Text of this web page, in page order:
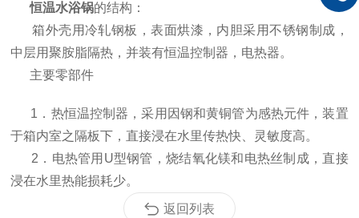
恒温水浴锅的结构：
箱外壳用冷轧钢板，表面烘漆，内胆采用不锈钢制成，
中层用聚胺脂隔热，并装有恒温控制器，电热器。
主要零部件
1．热恒温控制器，采用因钢和黄铜管为感热元件，装置
于箱内室之隔板下，直接浸在水里传热快、灵敏度高。
2．电热管用U型钢管，烧结氧化镁和电热丝制成，直接
浸在水里热能损耗少。
返回列表